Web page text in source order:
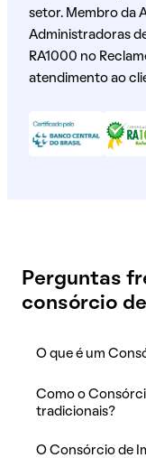
setor. Membro da
Administradoras
RA1000 no
atendimento ao
Perguntas
consórcio
O que é um
Como o
tradicionais?
O Consórcio de